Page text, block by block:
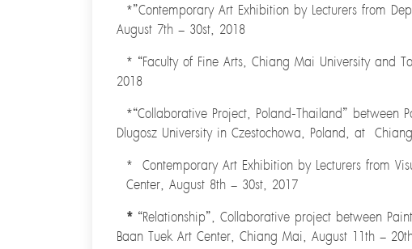
*”Contemporary Art Exhibition by Lecturers from
August 7th – 30st, 2018
* “Faculty of Fine Arts, Chiang Mai University and
2018
*“Collaborative Project, Poland-Thailand” between
Dlugosz University in Czestochowa, Poland, at
* Contemporary Art Exhibition by Lecturers from
Center, August 8th – 30st, 2017
* “Relationship”, Collaborative project between
Baan Tuek Art Center, Chiang Mai, August 11th –